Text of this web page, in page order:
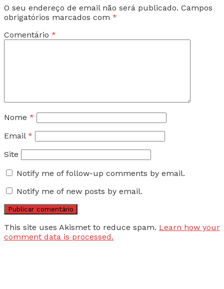
O seu endereço de email não será publicado. Campos
obrigatórios marcados com *
Comentário *
Nome *
Email *
Site
Notify me of follow-up comments by email.
Notify me of new posts by email.
This site uses Akismet to reduce spam. Learn how your
comment data is processed.